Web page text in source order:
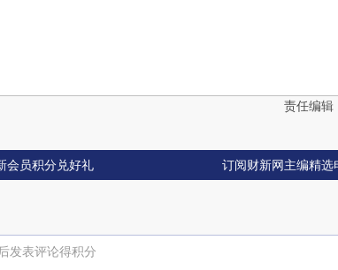
责任编辑
会员积分兑好礼 订阅财新网主编精选
后发表评论得积分